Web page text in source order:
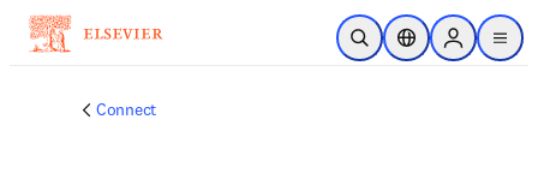
Passer au contenu principal
Ouvrir la recherche
Sélecteur de
Sign in to
menu
Connect